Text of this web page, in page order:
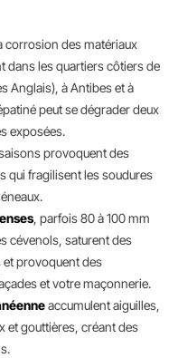
corrosion des matériaux
dans les quartiers côtiers de
Anglais), à Antibes et à
peut se dégrader deux
exposées.
provoquent des
qui fragilisent les soudures
, parfois 80 à 100 mm
cévenols, saturent des
provoquent des
et votre maçonnerie.
accumulent aiguilles,
et gouttières, créant des